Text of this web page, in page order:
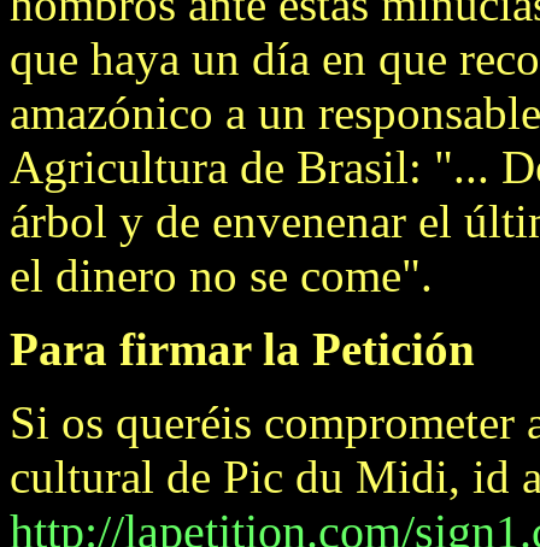
que haya un día en que
amazónico a un
Agricultura de Brasil: "...
árbol y de envenenar el
el dinero no se come".
Para firmar la Petición
Si os queréis comprometer
cultural de Pic du Midi, id
http://lapetition.com/